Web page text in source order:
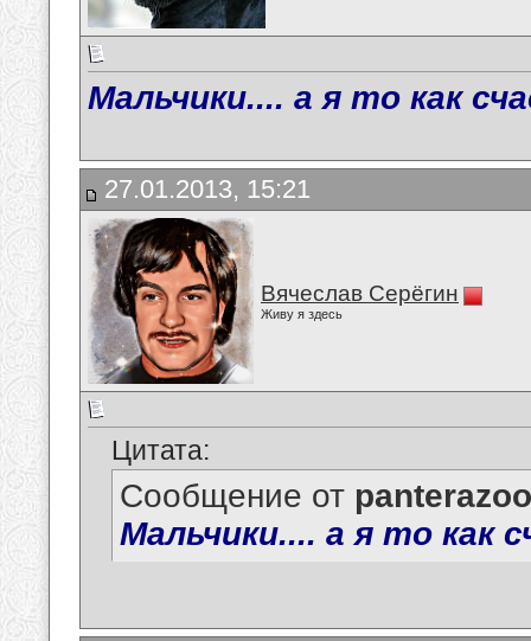
Мальчики.... а я то как
27.01.2013, 15:21
Вячеслав Серёгин
Живу я здесь
Цитата:
Сообщение от
Мальчики.... а я то как